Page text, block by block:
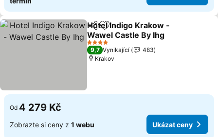
SdíletPřidat na seznam oblíbených
Hotel Indigo Krakow -
Wawel Castle By Ihg
4 Počet hvězdiček
9,7 Vynikající
483
Krakov
Od 4 279 Kč
Zobrazte si ceny z 1 webu Ukázat ceny